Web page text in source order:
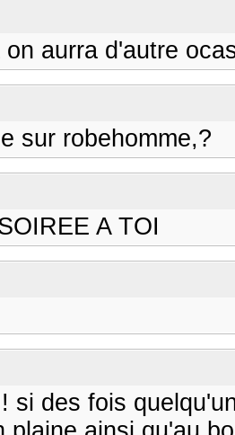
on aurra d'autre
sur robehomme,?
A TOI
si des fois